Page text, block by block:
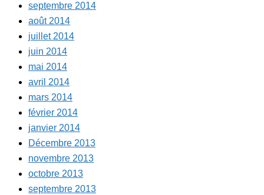
septembre 2014
août 2014
juillet 2014
juin 2014
mai 2014
avril 2014
mars 2014
février 2014
janvier 2014
Décembre 2013
novembre 2013
octobre 2013
septembre 2013